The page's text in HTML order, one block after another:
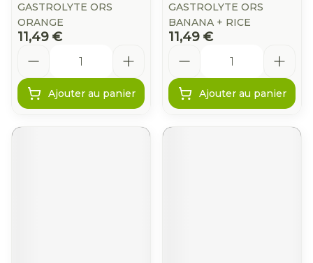
GASTROLYTE ORS
ORANGE
11,49 €
Ajouter au panier
GASTROLYTE ORS
BANANA + RICE
11,49 €
Ajouter au panier